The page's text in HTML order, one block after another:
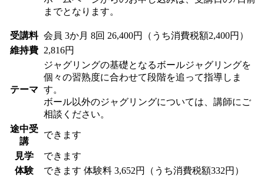
までとなります。
受講料 会員 3か月 8回 26,400円（うち消費税額2,400円）
維持費
2,816円
テーマ
ジャグリングの基礎となるボールジャグリングを
個々の習熟度に合わせて段階を追って指導しま
す。
ボール以外のジャグリングについては、講師にご
相談ください。
途中受
講
できます
見学
できます
体験
できます 体験料 3,652円（うち消費税額332円）